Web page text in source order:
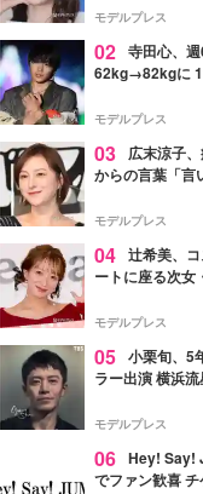
ます。
モデルプレス
02 寺田心、
62kg→82kgに
「かっこいい」
モデルプレス
03
広末涼子
からの言葉「言
モデルプレス
04 辻希美、
ートに座る次女
ぎ」「成長を感
モデルプレス
05 小栗旬、5
ラー出演 横浜
モデルプレス
06 Hey! Say!
でファン歓喜